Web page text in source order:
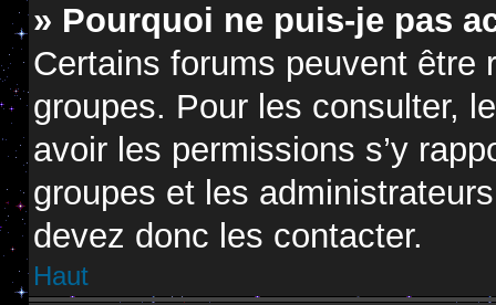
» Pourquoi ne puis-je pas
Certains forums peuvent être
groupes. Pour les consulter,
avoir les permissions s’y
groupes et les
devez donc les contacter.
Haut